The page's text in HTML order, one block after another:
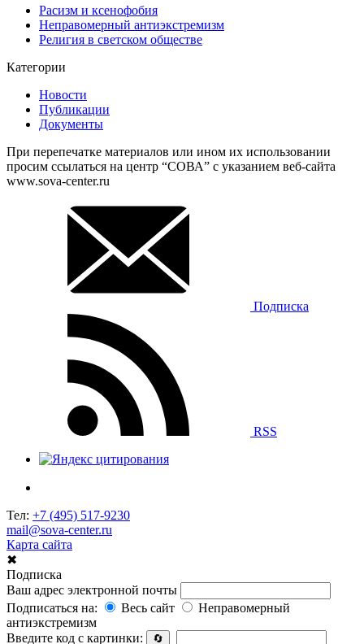
Расизм и ксенофобия
Неправомерный антиэкстремизм
Религия в светском обществе
Категории
Новости
Публикации
Документы
При перепечатке материалов или ином их использовании
просим ссылаться на центр “СОВА” с указанием веб-сайта
www.sova-center.ru
Подписка
RSS
Тел: +7 (495) 517-9230
mail@sova-center.ru
Карта сайта
✖
Подписка
Ваш адрес электронной почты
Подписаться на:
Весь сайт
Неправомерный
антиэкстремизм
Введите код с картинки:
🔄